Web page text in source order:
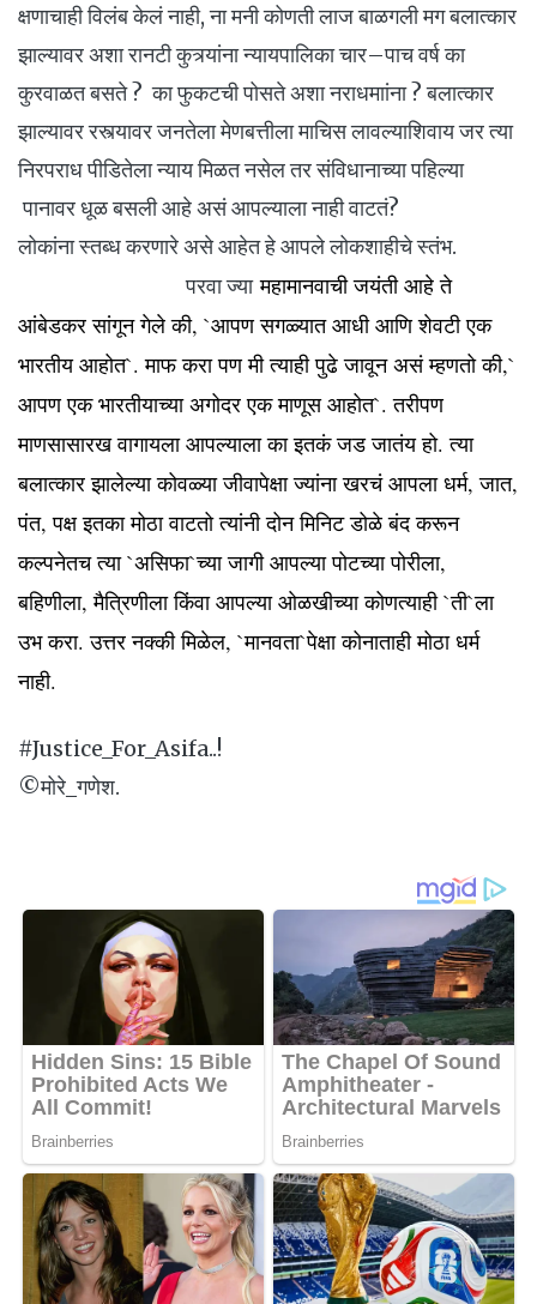
क्षणाचाही विलंब केलं नाही, ना मनी कोणती लाज बाळगली मग बलात्कार
झाल्यावर अशा रानटी कुत्र्यांना न्यायपालिका चार–पाच वर्ष का
कुरवाळत बसते ? का फुकटची पोसते अशा नराधमाांना ? बलात्कार
झाल्यावर रस्त्यावर जनतेला मेणबत्तीला माचिस लावल्याशिवाय जर त्या
निरपराध पीडितेला न्याय मिळत नसेल तर संविधानाच्या पहिल्या
पानावर धूळ बसली आहे असं आपल्याला नाही वाटतं?
लोकांना स्तब्ध करणारे असे आहेत हे आपले लोकशाहीचे स्तंभ.
परवा ज्यामहामानवाची जयंती आहे ते
आंबेडकर सांगून गेले की, `आपण सगळ्यात आधी आणि शेवटी एक
भारतीय आहोत`. माफ करा पण मी त्याही पुढे जावून असं म्हणतो की,`
आपण एक भारतीयाच्या अगोदर एक माणूस आहोत`. तरीपण
माणसासारख वागायला आपल्याला का इतकं जड जातंय हो. त्या
बलात्कार झालेल्या कोवळ्या जीवापेक्षा ज्यांना खरचं आपला धर्म, जात,
पंत, पक्ष इतका मोठा वाटतो त्यांनी दोन मिनिट डोळे बंद करून
कल्पनेतच त्या `असिफा`च्या जागी आपल्या पोटच्या पोरीला,
बहिणीला, मैत्रिणीला किंवा आपल्या ओळखीच्या कोणत्याही `ती`ला
उभ करा. उत्तर नक्की मिळेल, `मानवता`पेक्षा कोनाताही मोठा धर्म
नाही.
#Justice_For_Asifa..!
©मोरे_गणेश.